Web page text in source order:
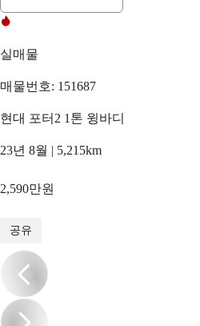
실매물
매물번호: 151687
현대 포터2 1톤 윙바디
23년 8월 | 5,215km
2,590만원
공유
/18